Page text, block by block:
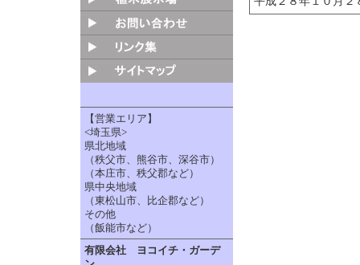
【営業エリア】
<埼玉県>
県北地域
（秩父市、熊谷市、深谷市）
（本庄市、秩父郡など）
県中央地域
（東松山市、比企郡など）
その他
（飯能市など）
有限会社 ヨコイチ・ガーデ